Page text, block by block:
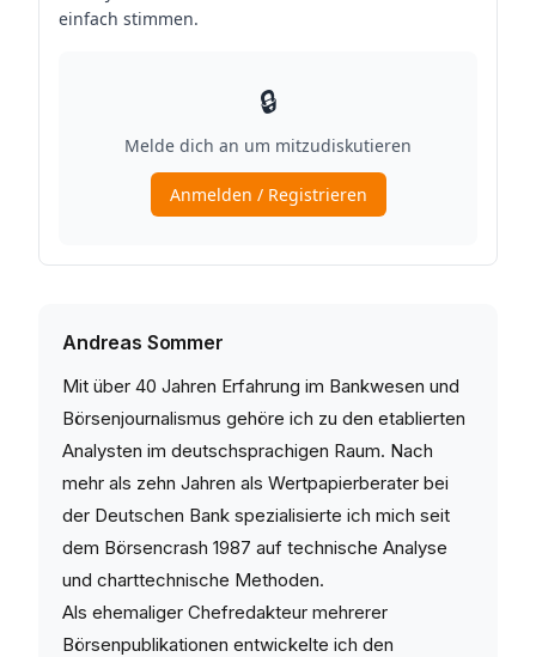
Andreas Sommer
Mit über 40 Jahren Erfahrung im Bankwesen und
Börsenjournalismus gehöre ich zu den etablierten
Analysten im deutschsprachigen Raum. Nach
mehr als zehn Jahren als Wertpapierberater bei
der Deutschen Bank spezialisierte ich mich seit
dem Börsencrash 1987 auf technische Analyse
und charttechnische Methoden.
Als ehemaliger Chefredakteur mehrerer
Börsenpublikationen entwickelte ich den